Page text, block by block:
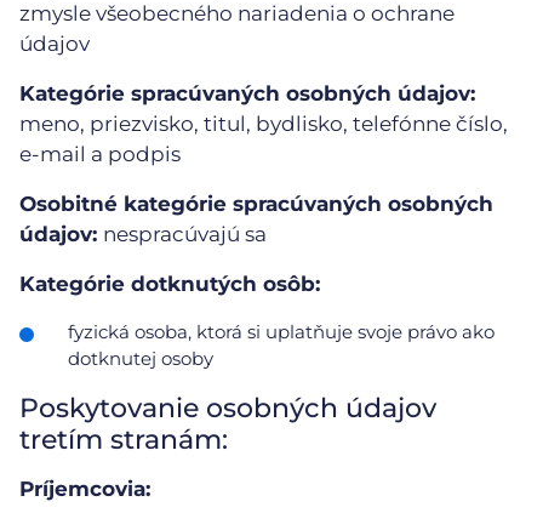
zmysle všeobecného nariadenia o ochrane
údajov
Kategórie spracúvaných osobných údajov:
meno, priezvisko, titul, bydlisko, telefónne číslo,
e-mail a podpis
Osobitné kategórie spracúvaných osobných
údajov: nespracúvajú sa
Kategórie dotknutých osôb:
fyzická osoba, ktorá si uplatňuje svoje právo ako
dotknutej osoby
Poskytovanie osobných údajov
tretím stranám:
Príjemcovia: